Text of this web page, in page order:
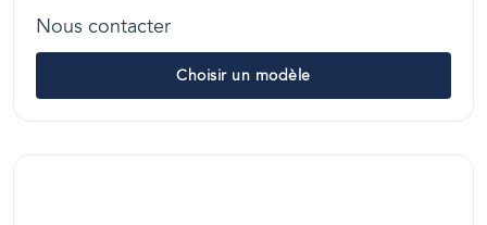
Nous contacter
Choisir un modèle